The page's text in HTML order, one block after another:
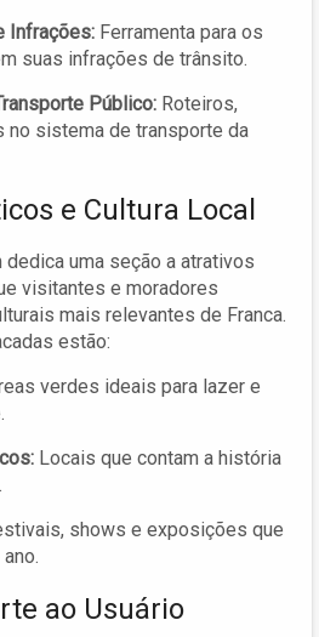
Infrações: Ferramenta para os
suas infrações de trânsito.
Público: Roteiros,
no sistema de transporte da
e Cultura Local
uma seção a atrativos
visitantes e moradores
mais relevantes de Franca.
estão:
verdes ideais para lazer e
Locais que contam a história
shows e exposições que
ao Usuário